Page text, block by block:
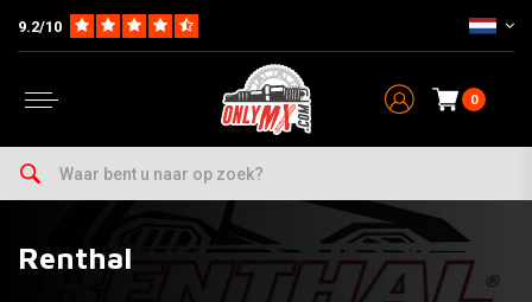
9.2/10
0
Renthal